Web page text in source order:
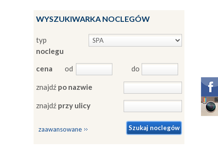
WYSZUKIWARKA NOCLEGÓW
typ
noclegu
cena
od do
znajdź po nazwie
znajdź przy ulicy
zaawansowane